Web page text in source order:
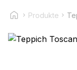
Produkte
unserer Website
Informationen mit
ihnen